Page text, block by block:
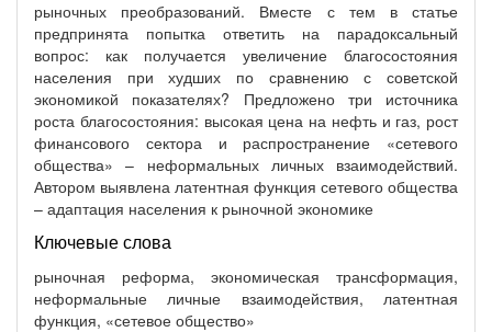
рыночных преобразований. Вместе с тем в статье
предпринята попытка ответить на парадоксальный
вопрос: как получается увеличение благосостояния
населения при худших по сравнению с советской
экономикой показателях? Предложено три источника
роста благосостояния: высокая цена на нефть и газ, рост
финансового сектора и распространение «сетевого
общества» – неформальных личных взаимодействий.
Автором выявлена латентная функция сетевого общества
– адаптация населения к рыночной экономике
Ключевые слова
рыночная реформа, экономическая трансформация,
неформальные личные взаимодействия, латентная
функция, «сетевое общество»